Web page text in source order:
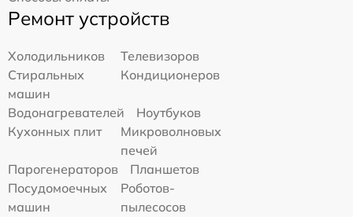
Ремонт устройств
Холодильников
Телевизоров
Стиральных
машин
Кондиционеров
Водонагревателей
Ноутбуков
Кухонных плит
Микроволновых
печей
Парогенераторов
Планшетов
Посудомоечных
машин
Роботов-
пылесосов